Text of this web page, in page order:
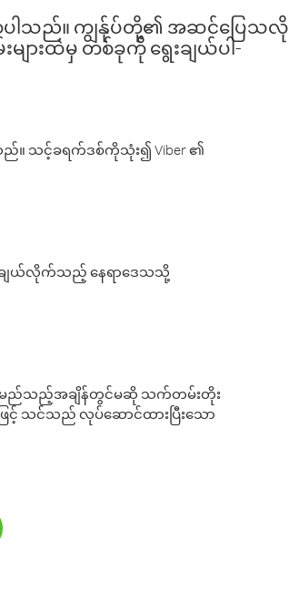
စေပါသည်။ ကျွန်ုပ်တို့၏ အဆင်ပြေသလို
ျားထဲမှ တစ်ခုကို ရွေးချယ်ပါ-
။ သင့်ခရက်ဒစ်ကိုသုံး၍ Viber ၏
းချယ်လိုက်သည့် နေရာဒေသသို့
ပြီး မည်သည့်အချိန်တွင်မဆို သက်တမ်းတိုး
င့် သင်သည် လုပ်ဆောင်ထားပြီးသော